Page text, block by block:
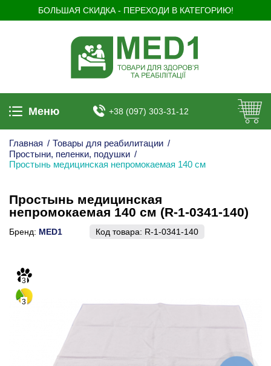
БОЛЬШАЯ СКИДКА - ПЕРЕХОДИ В КАТЕГОРИЮ!
Меню +38 (097) 303-31-12
Главная / Товары для реабилитации /
Простыни, пеленки, подушки /
Простынь медицинская непромокаемая 140 см
Простынь медицинская
непромокаемая 140 см (R-1-0341-140)
Бренд: MED1 Код товара: R-1-0341-140
3
3